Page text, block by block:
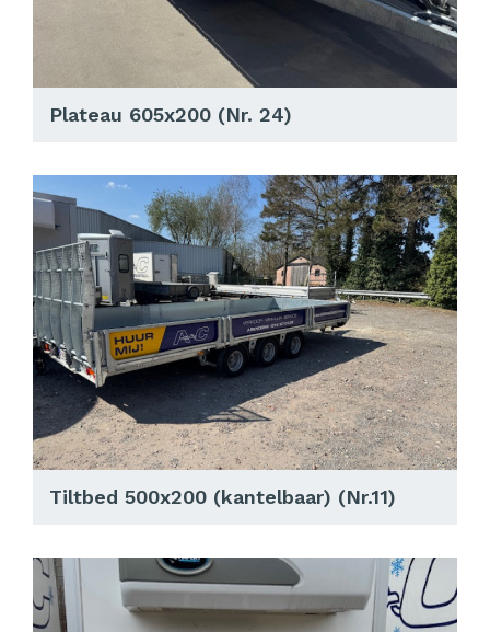
Plateau 605x200 (Nr. 24)
Tiltbed 500x200 (kantelbaar) (Nr.11)